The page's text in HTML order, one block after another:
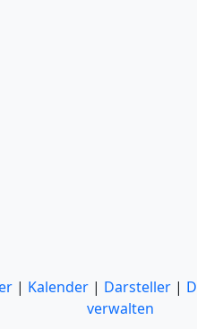
| Kalender | Darsteller |
verwalten